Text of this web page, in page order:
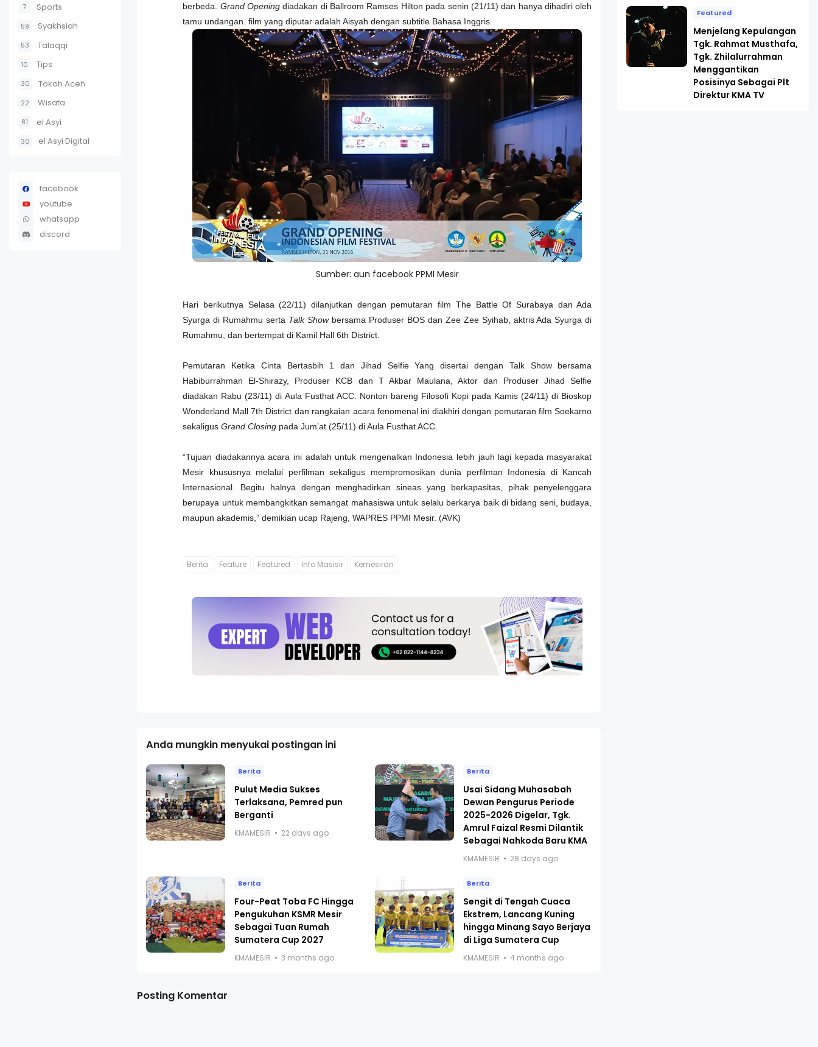
7 Sports
59 Syakhsiah
53 Talaqqi
10 Tips
30 Tokoh Aceh
22 Wisata
81 el Asyi
30 el Asyi Digital
facebook
youtube
whatsapp
discord
berbeda. Grand Openingdiadakan di Ballroom Ramses Hilton pada senin (21/11) dan hanya dihadiri oleh
tamu undangan. film yang diputar adalah Aisyah dengan subtitle Bahasa Inggris.
Sumber: aun facebook PPMI Mesir
Hari berikutnya Selasa (22/11) dilanjutkan dengan pemutaran film The Battle Of Surabaya dan Ada
Syurga di Rumahmu serta Talk Showbersama Produser BOS dan Zee Zee Syihab, aktris Ada Syurga di
Rumahmu, dan bertempat di Kamil Hall 6th District.
Pemutaran Ketika Cinta Bertasbih 1 dan Jihad Selfie Yang disertai dengan Talk Show bersama
Habiburrahman El-Shirazy, Produser KCB dan T Akbar Maulana, Aktor dan Produser Jihad Selfie
diadakan Rabu (23/11) di Aula Fusthat ACC. Nonton bareng Filosofi Kopi pada Kamis (24/11) di Bioskop
Wonderland Mall 7th District dan rangkaian acara fenomenal ini diakhiri dengan pemutaran film Soekarno
sekaligusGrand Closing pada Jum’at (25/11) di Aula Fusthat ACC.
“Tujuan diadakannya acara ini adalah untuk mengenalkan Indonesia lebih jauh lagi kepada masyarakat
Mesir khususnya melalui perfilman sekaligus mempromosikan dunia perfilman Indonesia di Kancah
Internasional. Begitu halnya dengan menghadirkan sineas yang berkapasitas, pihak penyelenggara
berupaya untuk membangkitkan semangat mahasiswa untuk selalu berkarya baik di bidang seni, budaya,
maupun akademis,” demikian ucap Rajeng, WAPRES PPMI Mesir. (AVK)
Berita Feature Featured Info Masisir Kemesiran
Anda mungkin menyukai postingan ini
Berita
Pulut Media Sukses
Terlaksana, Pemred pun
Berganti
KMAMESIR 22 days ago
Berita
Usai Sidang Muhasabah
Dewan Pengurus Periode
2025-2026 Digelar, Tgk.
Amrul Faizal Resmi Dilantik
Sebagai Nahkoda Baru KMA
KMAMESIR 28 days ago
Berita
Four-Peat Toba FC Hingga
Pengukuhan KSMR Mesir
Sebagai Tuan Rumah
Sumatera Cup 2027
KMAMESIR 3 months ago
Berita
Sengit di Tengah Cuaca
Ekstrem, Lancang Kuning
hingga Minang Sayo Berjaya
di Liga Sumatera Cup
KMAMESIR 4 months ago
Posting Komentar
Featured
Menjelang Kepulangan
Tgk. Rahmat Musthafa,
Tgk. Zhilalurrahman
Menggantikan
Posisinya Sebagai Plt
Direktur KMA TV